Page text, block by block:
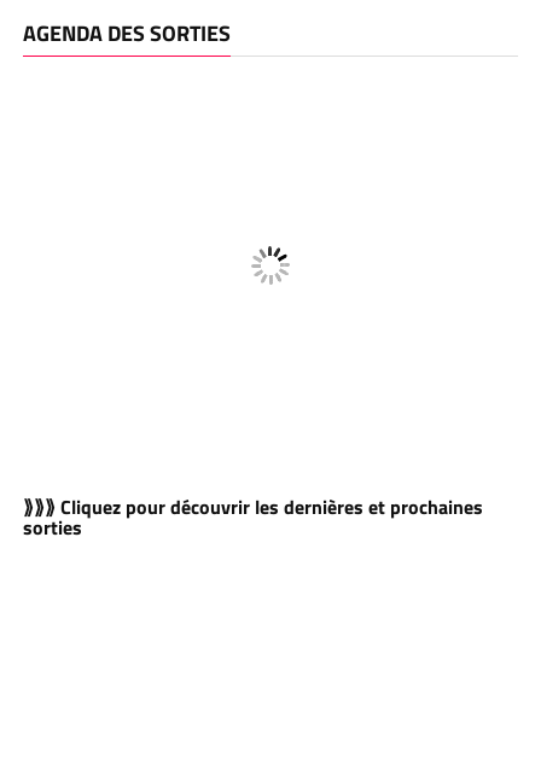
AGENDA DES SORTIES
⟫⟫⟫ Cliquez pour découvrir les dernières et prochaines
sorties